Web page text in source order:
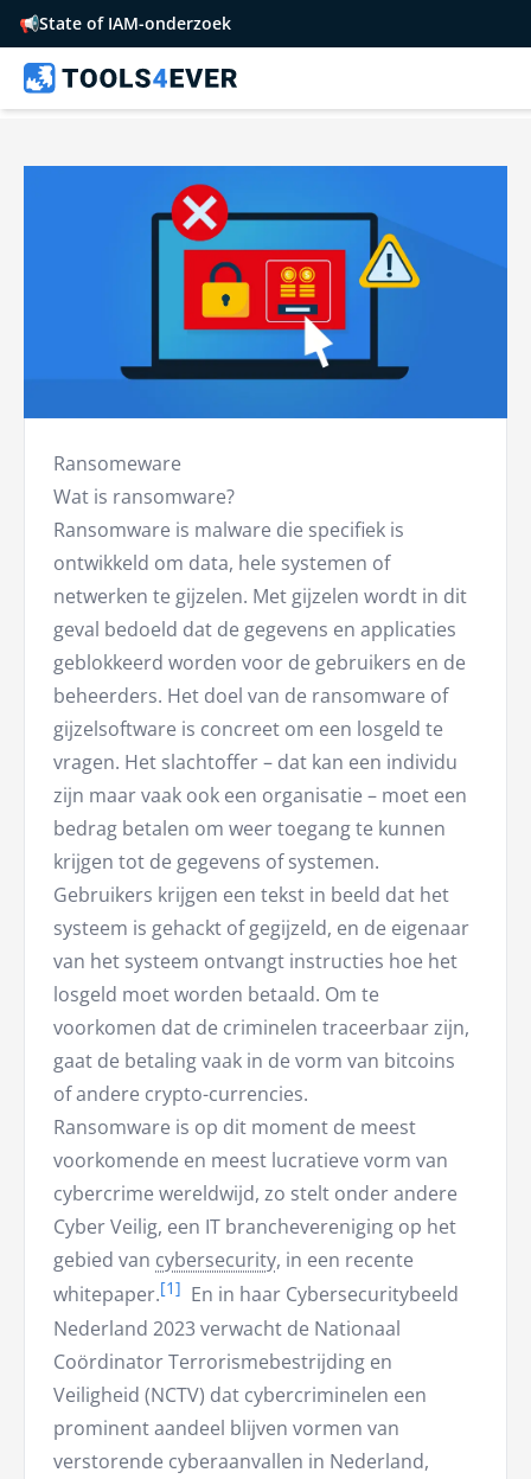
📢State of IAM-onderzoek
Ransomeware
Wat is ransomware?
Ransomware is malware die specifiek is
ontwikkeld om data, hele systemen of
netwerken te gijzelen. Met gijzelen wordt in dit
geval bedoeld dat de gegevens en applicaties
geblokkeerd worden voor de gebruikers en de
beheerders. Het doel van de ransomware of
gijzelsoftware is concreet om een losgeld te
vragen. Het slachtoffer – dat kan een individu
zijn maar vaak ook een organisatie – moet een
bedrag betalen om weer toegang te kunnen
krijgen tot de gegevens of systemen.
Gebruikers krijgen een tekst in beeld dat het
systeem is gehackt of gegijzeld, en de eigenaar
van het systeem ontvangt instructies hoe het
losgeld moet worden betaald. Om te
voorkomen dat de criminelen traceerbaar zijn,
gaat de betaling vaak in de vorm van bitcoins
of andere crypto-currencies.
Ransomware is op dit moment de meest
voorkomende en meest lucratieve vorm van
cybercrime wereldwijd, zo stelt onder andere
Cyber Veilig, een IT branchevereniging op het
gebied van cybersecurity, in een recente
whitepaper.
En in haar Cybersecuritybeeld
Nederland 2023 verwacht de Nationaal
Coördinator Terrorismebestrijding en
Veiligheid (NCTV) dat cybercriminelen een
prominent aandeel blijven vormen van
verstorende cyberaanvallen in Nederland,